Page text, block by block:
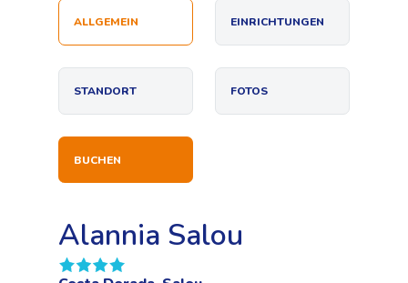
ALLGEMEIN EINRICHTUNGEN
STANDORT FOTOS
BUCHEN
Alannia Salou